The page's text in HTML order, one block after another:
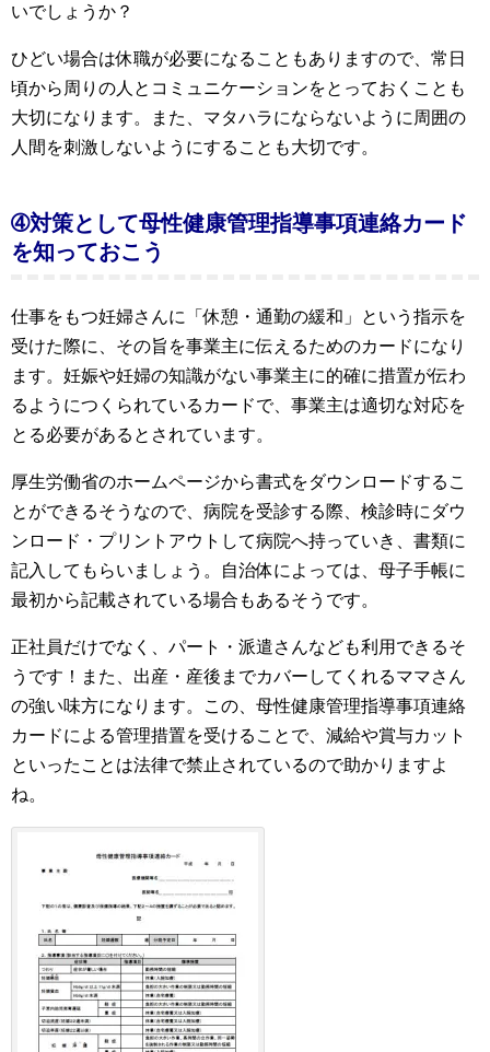
いでしょうか？
ひどい場合は休職が必要になることもありますので、常日
頃から周りの人とコミュニケーションをとっておくことも
大切になります。また、マタハラにならないように周囲の
人間を刺激しないようにすることも大切です。
➃対策として母性健康管理指導事項連絡カード
を知っておこう
仕事をもつ妊婦さんに「休憩・通勤の緩和」という指示を
受けた際に、その旨を事業主に伝えるためのカードになり
ます。妊娠や妊婦の知識がない事業主に的確に措置が伝わ
るようにつくられているカードで、事業主は適切な対応を
とる必要があるとされています。
厚生労働省のホームページから書式をダウンロードするこ
とができるそうなので、病院を受診する際、検診時にダウ
ンロード・プリントアウトして病院へ持っていき、書類に
記入してもらいましょう。自治体によっては、母子手帳に
最初から記載されている場合もあるそうです。
正社員だけでなく、パート・派遣さんなども利用できるそ
うです！また、出産・産後までカバーしてくれるママさん
の強い味方になります。この、母性健康管理指導事項連絡
カードによる管理措置を受けることで、減給や賞与カット
といったことは法律で禁止されているので助かりますよ
ね。